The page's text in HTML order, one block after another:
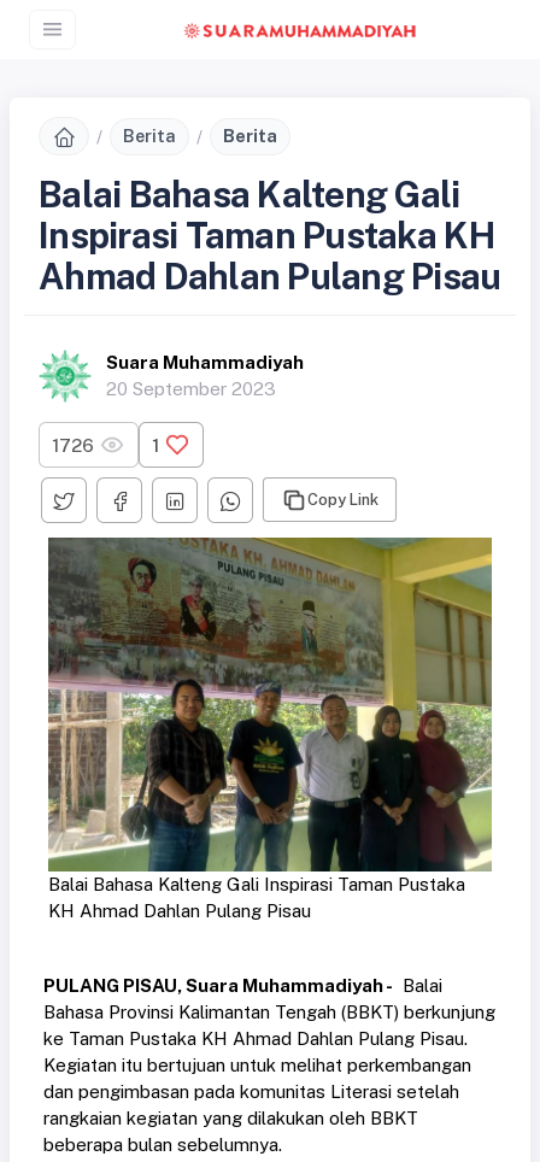
Berita Berita
Balai Bahasa Kalteng Gali
Inspirasi Taman Pustaka KH
Ahmad Dahlan Pulang Pisau
Suara Muhammadiyah
20 September 2023
1726 1
Copy Link
Balai Bahasa Kalteng Gali Inspirasi Taman Pustaka
KH Ahmad Dahlan Pulang Pisau
PULANG PISAU, Suara Muhammadiyah - Balai
Bahasa Provinsi Kalimantan Tengah (BBKT) berkunjung
ke Taman Pustaka KH Ahmad Dahlan Pulang Pisau.
Kegiatan itu bertujuan untuk melihat perkembangan
dan pengimbasan pada komunitas Literasi setelah
rangkaian kegiatan yang dilakukan oleh BBKT
beberapa bulan sebelumnya.